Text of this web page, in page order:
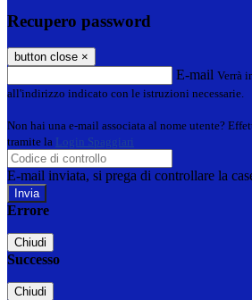
Recupero password
button close ×
E-mail Verrà
all'indirizzo indicato con le istruzioni necessarie.
Non hai una e-mail associata al nome utente?
tramite la Login Spaggiari
E-mail inviata, si prega di controllare la
Errore
Chiudi
Successo
Chiudi